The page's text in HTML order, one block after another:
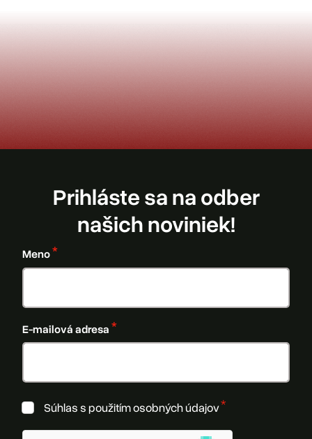
Prihláste sa na odber
našich noviniek!
Meno
E-mailová adresa
Súhlas s použitím osobných údajov